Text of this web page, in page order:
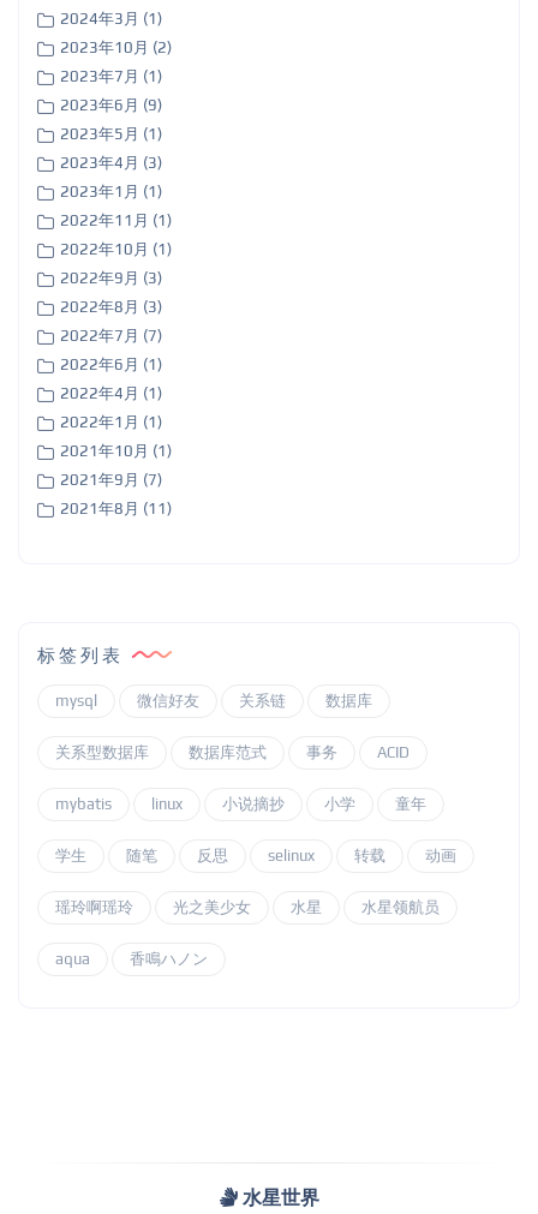
2024年3月 (1)
2023年10月 (2)
2023年7月 (1)
2023年6月 (9)
2023年5月 (1)
2023年4月 (3)
2023年1月 (1)
2022年11月 (1)
2022年10月 (1)
2022年9月 (3)
2022年8月 (3)
2022年7月 (7)
2022年6月 (1)
2022年4月 (1)
2022年1月 (1)
2021年10月 (1)
2021年9月 (7)
2021年8月 (11)
标签列表
mysql 微信好友 关系链 数据库
关系型数据库 数据库范式 事务 ACID
mybatis linux 小说摘抄 小学 童年
学生 随笔 反思 selinux 转载 动画
瑶玲啊瑶玲 光之美少女 水星 水星领航员
aqua 香鳴ハノン
水星世界